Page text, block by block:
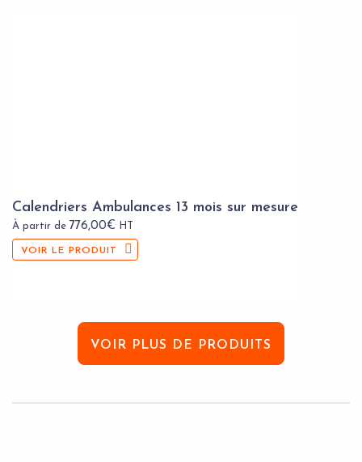
Calendriers Ambulances 13 mois sur mesure
À partir de 776,00€ HT
VOIR LE PRODUIT
VOIR PLUS DE PRODUITS